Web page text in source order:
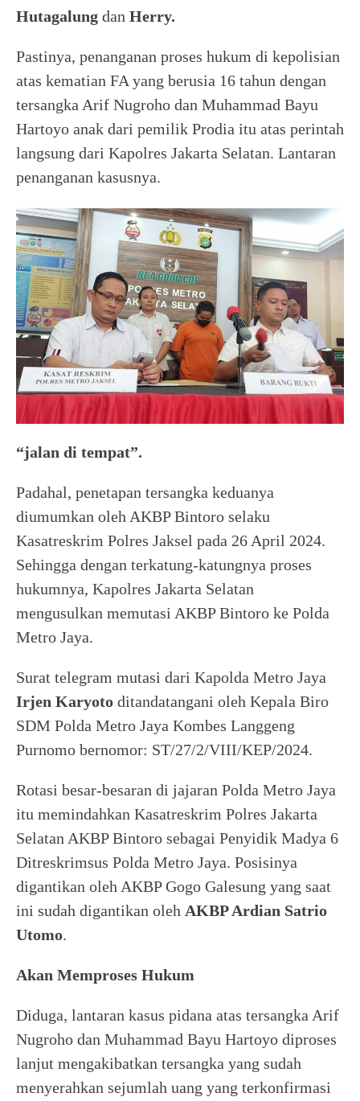
Hutagalung dan Herry.
Pastinya, penanganan proses hukum di kepolisian
atas kematian FA yang berusia 16 tahun dengan
tersangka Arif Nugroho dan Muhammad Bayu
Hartoyo anak dari pemilik Prodia itu atas perintah
langsung dari Kapolres Jakarta Selatan. Lantaran
penanganan kasusnya.
“jalan di tempat”.
Padahal, penetapan tersangka keduanya
diumumkan oleh AKBP Bintoro selaku
Kasatreskrim Polres Jaksel pada 26 April 2024.
Sehingga dengan terkatung-katungnya proses
hukumnya, Kapolres Jakarta Selatan
mengusulkan memutasi AKBP Bintoro ke Polda
Metro Jaya.
Surat telegram mutasi dari Kapolda Metro Jaya
Irjen Karyoto ditandatangani oleh Kepala Biro
SDM Polda Metro Jaya Kombes Langgeng
Purnomo bernomor: ST/27/2/VIII/KEP/2024.
Rotasi besar-besaran di jajaran Polda Metro Jaya
itu memindahkan Kasatreskrim Polres Jakarta
Selatan AKBP Bintoro sebagai Penyidik Madya 6
Ditreskrimsus Polda Metro Jaya. Posisinya
digantikan oleh AKBP Gogo Galesung yang saat
ini sudah digantikan oleh AKBP Ardian Satrio
Utomo.
Akan Memproses Hukum
Diduga, lantaran kasus pidana atas tersangka Arif
Nugroho dan Muhammad Bayu Hartoyo diproses
lanjut mengakibatkan tersangka yang sudah
menyerahkan sejumlah uang yang terkonfirmasi